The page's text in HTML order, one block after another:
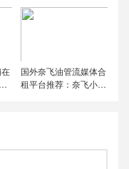
播运营
国外奈飞油管流媒体合
租平台推荐：奈飞小